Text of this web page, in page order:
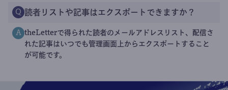
Q 読者リストや記事はエクスポートできますか？
A theLetterで得られた読者のメールアドレスリスト、配信さ
れた記事はいつでも管理画面上からエクスポートすること
が可能です。